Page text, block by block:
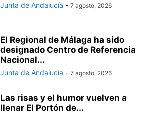
Junta de Andalucía - 7 agosto, 2026
El Regional de Málaga ha sido
designado Centro de Referencia
Nacional...
Junta de Andalucía - 7 agosto, 2026
Las risas y el humor vuelven a
llenar El Portón de...